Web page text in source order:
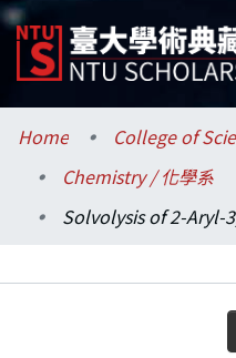
Communities &
Research Outputs
Home
College of
Chemistry / 化學系